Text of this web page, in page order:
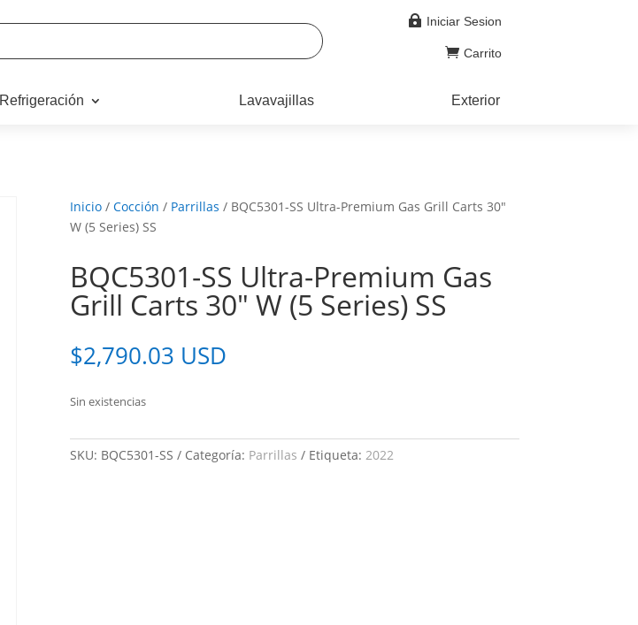
 Iniciar Sesion
 Carrito
Refrigeración Lavavajillas Exterior
Inicio/ Cocción / Parrillas / BQC5301-SS Ultra-Premium Gas Grill Carts 30″
W (5 Series) SS
BQC5301-SS Ultra-Premium Gas
Grill Carts 30″ W (5 Series) SS
$2,790.03 USD
Sin existencias
SKU: BQC5301-SS Categoría: Parrillas Etiqueta: 2022